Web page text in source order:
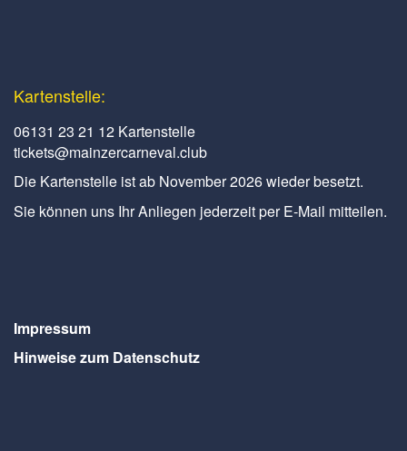
Kartenstelle:
06131 23 21 12 Kartenstelle
tickets@mainzercarneval.club
Die Kartenstelle ist ab November 2026 wieder besetzt.
Sie können uns Ihr Anliegen jederzeit per E-Mail mitteilen.
Impressum
Hinweise zum Datenschutz